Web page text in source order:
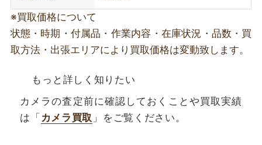
※買取価格について
状態・時期・付属品・作業内容・在庫状況・品数・買
取方法・出張エリアにより買取価格は変動致します。
もっと詳しく知りたい
カメラの査定前に確認しておくことや買取実績
は「 カメラ買取 」をご覧ください。